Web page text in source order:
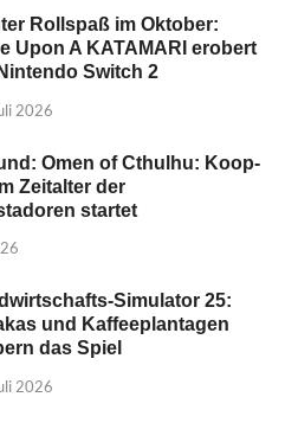
Rollspaß im Oktober:
Upon A KATAMARI erobert
Switch 2
2026
Omen of Cthulhu: Koop-
Zeitalter der
startet
Simulator 25:
und Kaffeeplantagen
das Spiel
2026